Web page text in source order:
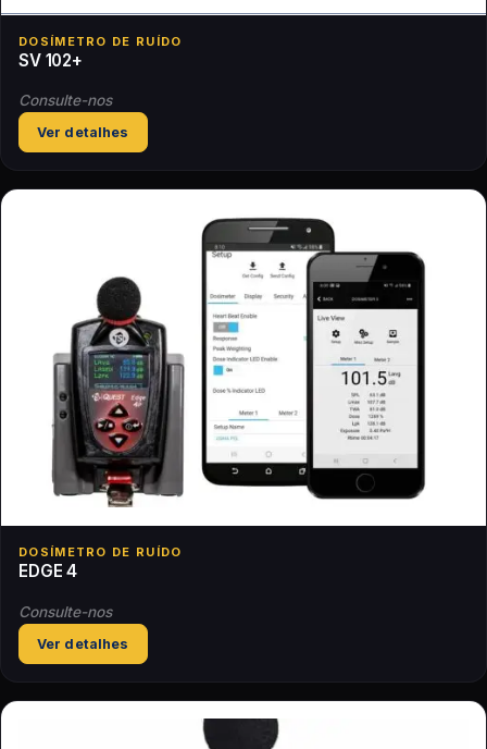
DOSÍMETRO DE RUÍDO
SV 102+
Consulte-nos
Ver detalhes
DOSÍMETRO DE RUÍDO
EDGE 4
Consulte-nos
Ver detalhes